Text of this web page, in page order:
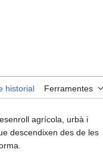
historial Ferramentes
agrícola, urbà i
descendixen des de les